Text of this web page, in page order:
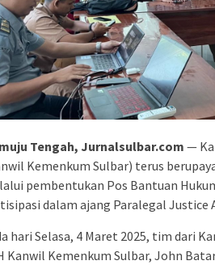
Tengah, Jurnalsulbar.com—
Kemenkum Sulbar) terus
pembentukan Pos Bantuan
dalam ajang Paralegal Justice
hari Selasa, 4 Maret 2025, tim dari
Kanwil Kemenkum Sulbar, John